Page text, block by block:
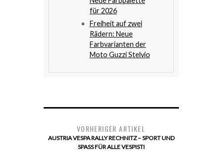
für 2026
Freiheit auf zwei
Rädern: Neue
Farbvarianten der
Moto Guzzi Stelvio
VORHERIGER ARTIKEL
AUSTRIA VESPA RALLY RECHNITZ – SPORT UND
SPASS FÜR ALLE VESPISTI